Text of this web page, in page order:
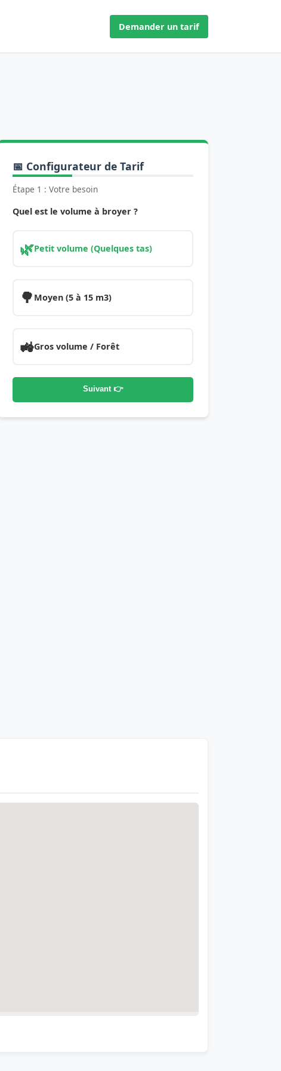
Demander un tarif
📅 Configurateur de Tarif
Étape 1 : Votre besoin
Quel est le volume à broyer ?
🌿Petit volume (Quelques tas)
🌳 Moyen (5 à 15 m3)
🚜Gros volume / Forêt
Suivant 👉